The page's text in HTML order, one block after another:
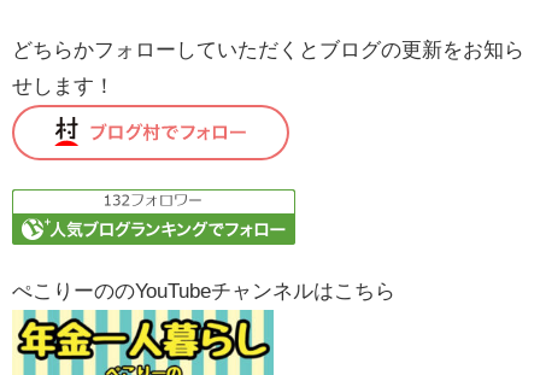
どちらかフォローしていただくとブログの更新をお知ら
せします！
ぺこりーののYouTubeチャンネルはこちら